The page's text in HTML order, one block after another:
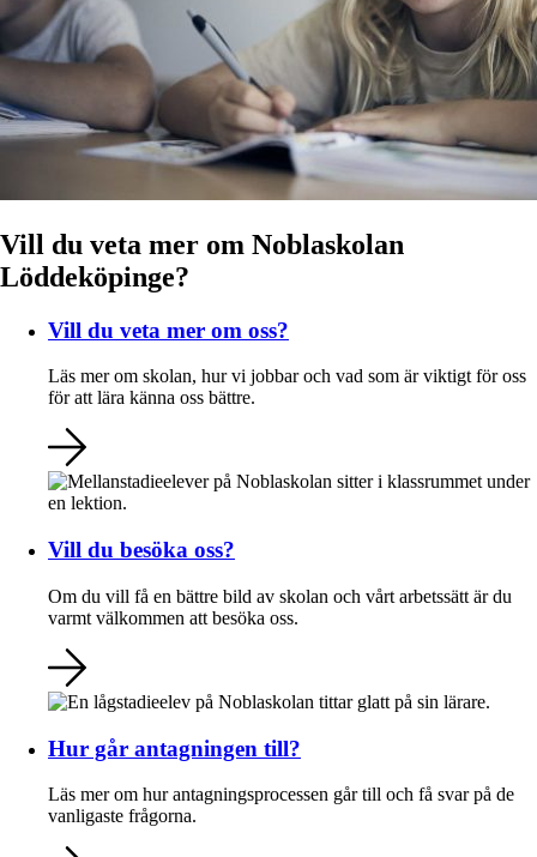
Vill du veta mer om Noblaskolan
Löddeköpinge?
Vill du veta mer om oss?
Läs mer om skolan, hur vi jobbar och vad som är viktigt för oss
för att lära känna oss bättre.
Vill du besöka oss?
Om du vill få en bättre bild av skolan och vårt arbetssätt är du
varmt välkommen att besöka oss.
Hur går antagningen till?
Läs mer om hur antagningsprocessen går till och få svar på de
vanligaste frågorna.